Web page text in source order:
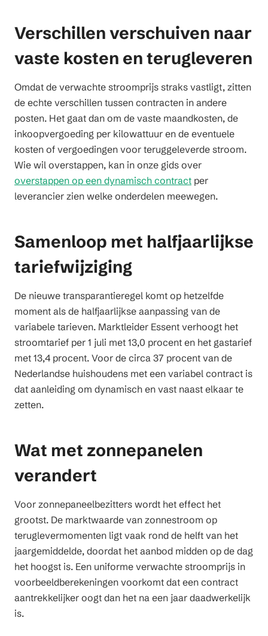
Verschillen verschuiven naar
vaste kosten en terugleveren
Omdat de verwachte stroomprijs straks vastligt, zitten
de echte verschillen tussen contracten in andere
posten. Het gaat dan om de vaste maandkosten, de
inkoopvergoeding per kilowattuur en de eventuele
kosten of vergoedingen voor teruggeleverde stroom.
Wie wil overstappen, kan in onze gids over
overstappen op een dynamisch contract per
leverancier zien welke onderdelen meewegen.
Samenloop met halfjaarlijkse
tariefwijziging
De nieuwe transparantieregel komt op hetzelfde
moment als de halfjaarlijkse aanpassing van de
variabele tarieven. Marktleider Essent verhoogt het
stroomtarief per 1 juli met 13,0 procent en het gastarief
met 13,4 procent. Voor de circa 37 procent van de
Nederlandse huishoudens met een variabel contract is
dat aanleiding om dynamisch en vast naast elkaar te
zetten.
Wat met zonnepanelen
verandert
Voor zonnepaneelbezitters wordt het effect het
grootst. De marktwaarde van zonnestroom op
teruglevermomenten ligt vaak rond de helft van het
jaargemiddelde, doordat het aanbod midden op de dag
het hoogst is. Een uniforme verwachte stroomprijs in
voorbeeldberekeningen voorkomt dat een contract
aantrekkelijker oogt dan het na een jaar daadwerkelijk
is.